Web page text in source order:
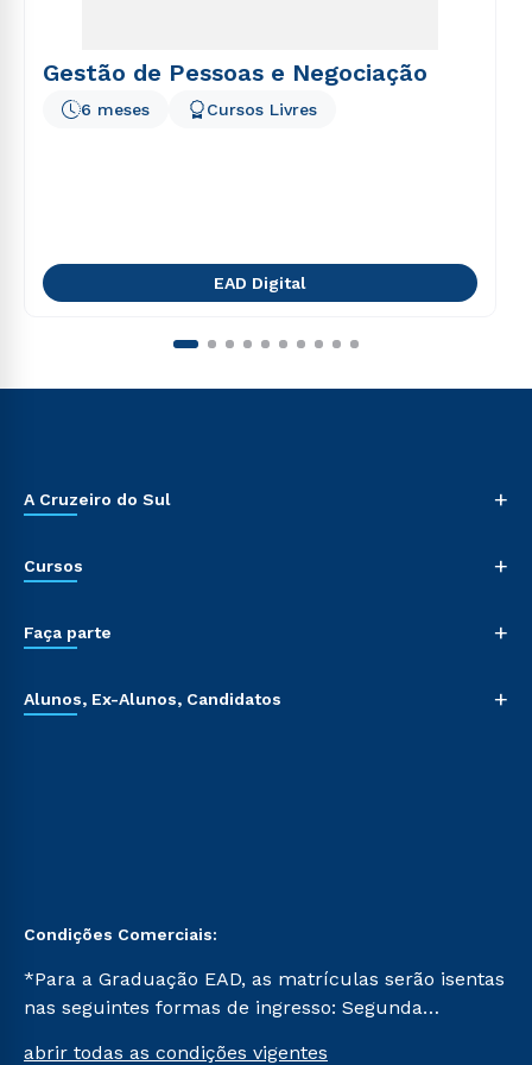
Gestão de Pessoas e Negociação
6 meses Cursos Livres
EAD Digital
A Cruzeiro do Sul +
Cursos +
Faça parte +
Alunos, Ex-Alunos, Candidatos +
Condições Comerciais:
*Para a Graduação EAD, as matrículas serão isentas
nas seguintes formas de ingresso: Segunda
abrir todas as condições vigentes